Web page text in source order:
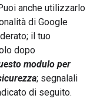
anche utilizzarlo
di Google
il tuo
dopo
modulo per
; segnalali
di seguito.